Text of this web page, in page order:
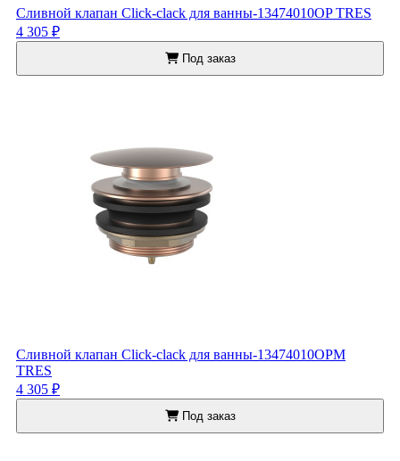
Сливной клапан Click-clack для ванны-13474010OP TRES
4 305 ₽
Под заказ
Сливной клапан Click-clack для ванны-13474010OPM
TRES
4 305 ₽
Под заказ